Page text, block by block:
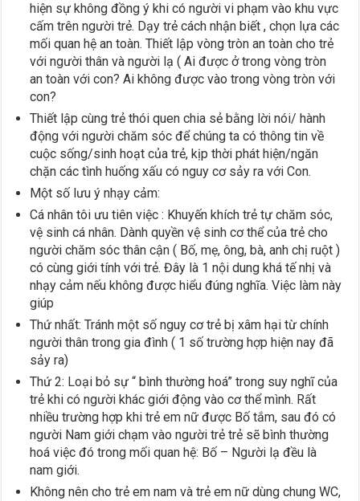
hiện sự không đồng ý khi có người vi phạm vào khu vực
cấm trên người trẻ. Dạy trẻ cách nhận biết , chọn lựa các
mối quan hệ an toàn. Thiết lập vòng tròn an toàn cho trẻ
với người thân và người lạ ( Ai được ở trong vòng tròn
an toàn với con? Ai không được vào trong vòng tròn với
con?
Thiết lập cùng trẻ thói quen chia sẻ bằng lời nói/ hành
động với người chăm sóc để chúng ta có thông tin về
cuộc sống/sinh hoạt của trẻ, kịp thời phát hiện/ngăn
chặn các tình huống xấu có nguy cơ sảy ra với Con.
Một số lưu ý nhạy cảm:
Cá nhân tôi ưu tiên việc : Khuyến khích trẻ tự chăm sóc,
vệ sinh cá nhân. Dành quyền vệ sinh cơ thể của trẻ cho
người chăm sóc thân cận ( Bố, mẹ, ông, bà, anh chị ruột )
có cùng giới tính với trẻ. Đây là 1 nội dung khá tế nhị và
nhạy cảm nếu không được hiểu đúng nghĩa. Việc làm này
giúp
Thứ nhất: Tránh một số nguy cơ trẻ bị xâm hại từ chính
người thân trong gia đình ( 1 số trường hợp hiện nay đã
sảy ra)
Thứ 2: Loại bỏ sự “ bình thường hoá” trong suy nghĩ của
trẻ khi có người khác giới động vào cơ thể mình. Rất
nhiều trường hợp khi trẻ em nữ được Bố tắm, sau đó có
người Nam giới chạm vào người trẻ trẻ sẽ bình thường
hoá việc đó trong mối quan hệ: Bố – Người lạ đều là
nam giới.
Không nên cho trẻ em nam và trẻ em nữ dùng chung WC,